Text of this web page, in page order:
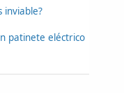
inviable?
patinete eléctrico